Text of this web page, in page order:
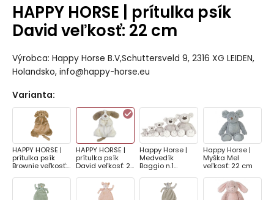
HAPPY HORSE | prítulka psík
David veľkosť: 22 cm
Výrobca: Happy Horse B.V,Schuttersveld 9, 2316 XG LEIDEN,
Holandsko, info@happy-horse.eu
Varianta:
HAPPY HORSE |
prítulka psík
Brownie veľkosť:
HAPPY HORSE |
prítulka psík
David veľkosť: 22
Happy Horse |
Medvedík
Baggio n.1
Happy Horse |
Myška Mel
veľkosť: 22 cm